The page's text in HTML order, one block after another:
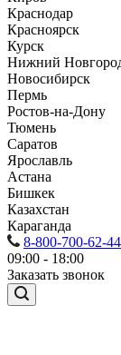
Краснодар
Красноярск
Курск
Нижний
Новосибирск
Пермь
Ростов-на-Дону
Тюмень
Саратов
Ярославль
Астана
Бишкек
Казахстан
Караганда
8-800-700-62-44
09:00 - 18:00
Заказать звонок